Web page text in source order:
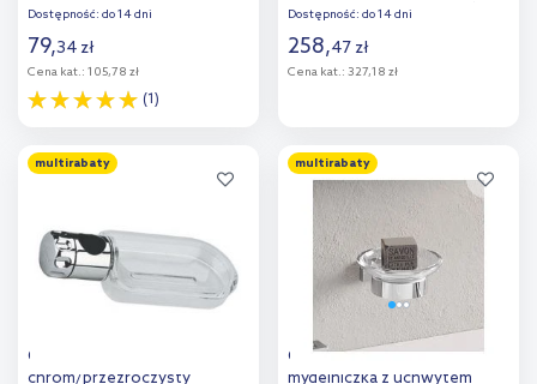
Dostępność: do 14 dni
79,34 zł
Cena kat.: 105,78 zł
(1)
Dodaj do
przezroczyste 40444DC1
Dostępność: do 14 dni
258,47 zł
Cena kat.: 327,18 zł
Dodaj do
porównania
multirabaty
Grohe Relexa mydelniczka
chrom/przezroczysty
multirabaty
Grohe Essentials Cube
mydelniczka z uchwytem